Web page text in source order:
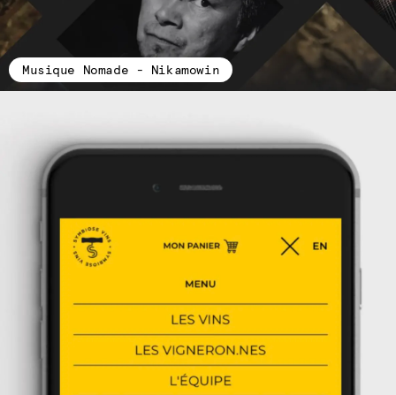
Musique Nomade - Nikamowin